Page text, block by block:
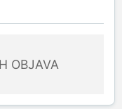
OBJAVA